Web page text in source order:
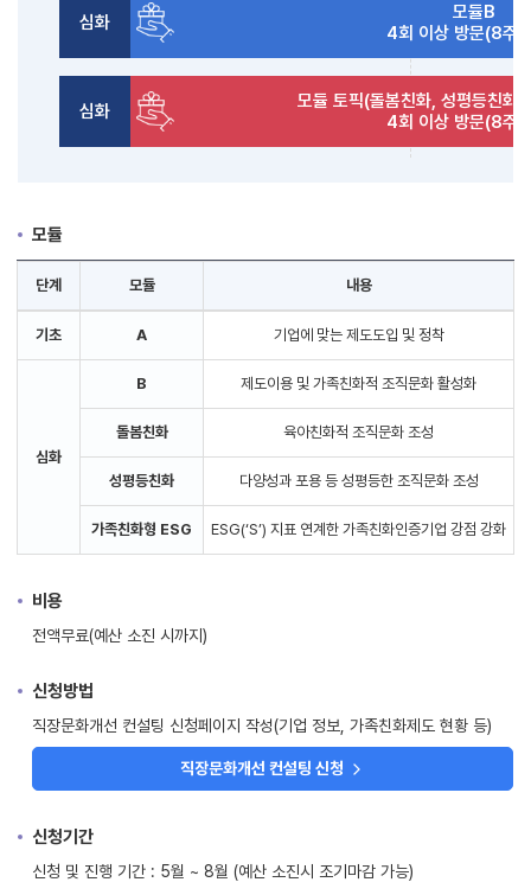
심화
모듈B
4회 이상 방문(8주
심화
모듈 토픽(돌봄친화, 성평등친화,
4회 이상 방문(8주
모듈
단계 모듈 내용
기초 A 기업에 맞는 제도도입 및 정착
심화
B 제도이용 및 가족친화적 조직문화 활성화
돌봄친화 육아친화적 조직문화 조성
성평등친화 다양성과 포용 등 성평등한 조직문화 조성
가족친화형 ESG ESG(‘S’) 지표 연계한 가족친화인증기업 강점 강화
비용
전액무료(예산 소진 시까지)
신청방법
직장문화개선 컨설팅 신청페이지 작성(기업 정보, 가족친화제도 현황 등)
직장문화개선 컨설팅 신청
신청기간
신청 및 진행 기간 : 5월 ~ 8월 (예산 소진시 조기마감 가능)